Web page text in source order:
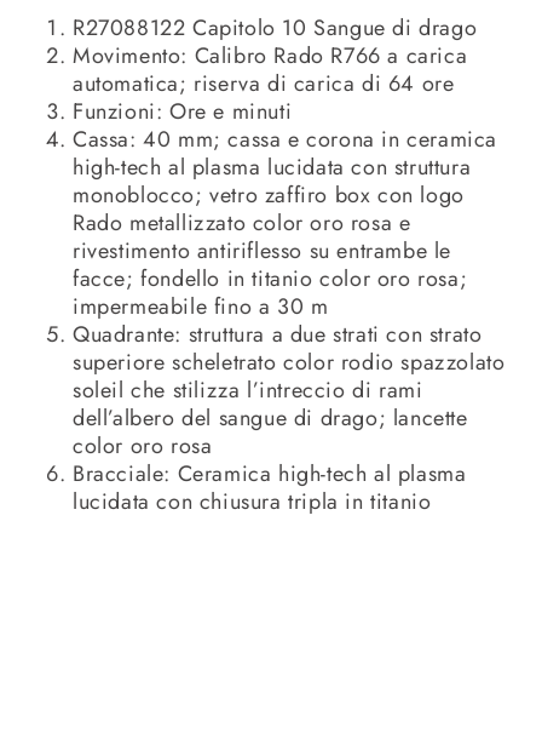
R27088122 Capitolo 10 Sangue di drago
Movimento: Calibro Rado R766 a carica
automatica; riserva di carica di 64 ore
Funzioni: Ore e minuti
Cassa: 40 mm; cassa e corona in ceramica
high-tech al plasma lucidata con struttura
monoblocco; vetro zaffiro box con logo
Rado metallizzato color oro rosa e
rivestimento antiriflesso su entrambe le
facce; fondello in titanio color oro rosa;
impermeabile fino a 30 m
Quadrante: struttura a due strati con strato
superiore scheletrato color rodio spazzolato
soleil che stilizza l’intreccio di rami
dell’albero del sangue di drago; lancette
color oro rosa
Bracciale: Ceramica high-tech al plasma
lucidata con chiusura tripla in titanio